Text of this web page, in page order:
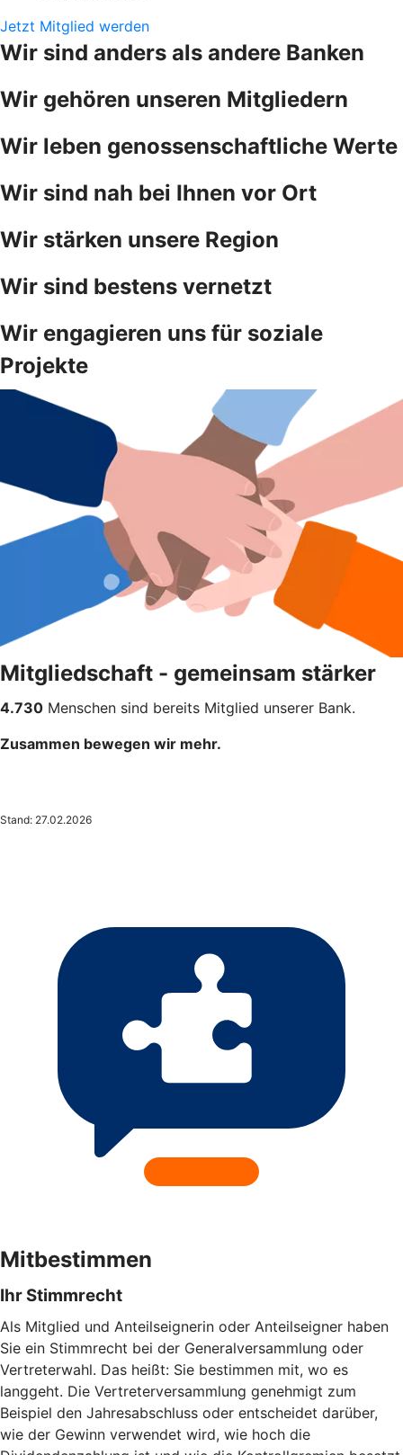
Jetzt Mitglied werden
Wir sind anders als andere Banken
Wir gehören unseren Mitgliedern
Wir leben genossenschaftliche Werte
Wir sind nah bei Ihnen vor Ort
Wir stärken unsere Region
Wir sind bestens vernetzt
Wir engagieren uns für soziale
Projekte
Mitgliedschaft - gemeinsam stärker
4.730 Menschen sind bereits Mitglied unserer Bank.
Zusammen bewegen wir mehr.
Stand: 27.02.2026
Mitbestimmen
Ihr Stimmrecht
Als Mitglied und Anteilseignerin oder Anteilseigner haben
Sie ein Stimmrecht bei der Generalversammlung oder
Vertreterwahl. Das heißt: Sie bestimmen mit, wo es
langgeht. Die Vertreterversammlung genehmigt zum
Beispiel den Jahresabschluss oder entscheidet darüber,
wie der Gewinn verwendet wird, wie hoch die